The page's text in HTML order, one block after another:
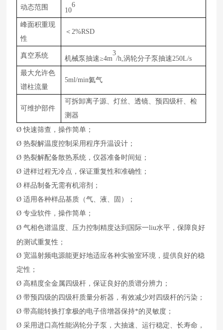
动态范围 10
6
峰面积重现
性
＜2%RSD
真空系统 机械泵抽速≥4m
3
/h ,涡轮分子泵抽速250L/s
最大允许色
谱柱流量
5ml/min氦气
可维护部件
可拆卸离子源、灯丝、透镜、预四级杆、检
测器
Ø快速筛查，操作简单；
Ø热裂解温度控制采用程序升温设计；
Ø热裂解配备散热系统，仪器准备时间短；
Ø进样过程无冷点，保证重复性和准确性；
Ø样品制备无需有机溶剂；
Ø适用各种样品基质（气、液、固）；
Ø专业软件，操作简单；
Ø气相色谱温度、压力控制精度达到国际一liu水平，保障良好
的测试重复性；
Ø 宽温射频电源能更好地适应各种实验室环境，提供良好的稳
定性；
Ø 高精度全金属四级杆，保证良好的质谱分辨力；
Ø带预四级的四级杆质量分析器，有效减少对四级杆的污染；
Ø带高能转换打拿极的电子倍增器保持*的灵敏度；
Ø采用进口高性能涡轮分子泵，大抽速、运行稳定、长寿命，